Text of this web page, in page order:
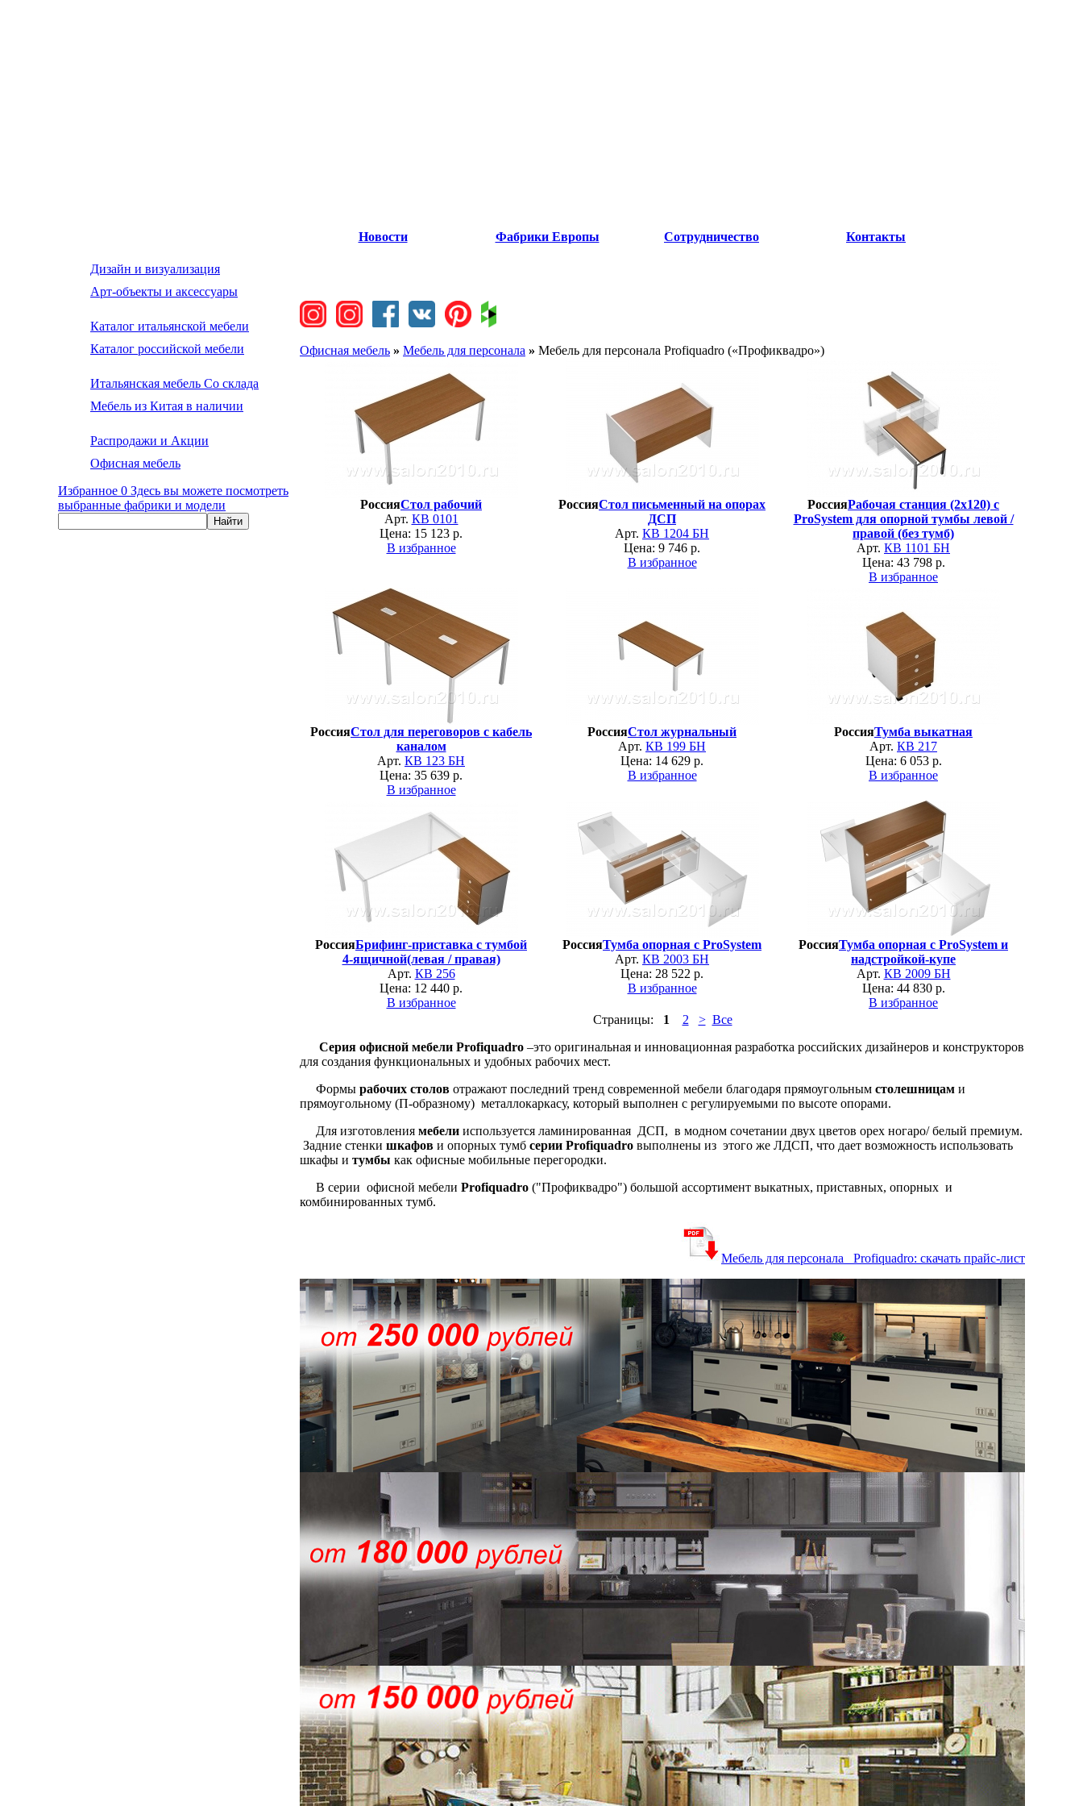
Дизайн и визуализация
Арт-объекты и аксессуары
Каталог итальянской мебели
Каталог российской мебели
Итальянская мебель Со склада
Мебель из Китая в наличии
Распродажи и Акции
Офисная мебель
Избранное 0 Здесь вы можете посмотреть
выбранные фабрики и модели
Новости Фабрики Европы Сотрудничество Контакты
Офисная мебель » Мебель для персонала » Мебель для персонала Profiquadro («Профиквадро»)
РоссияСтол рабочий
Арт. КВ 0101
Цена: 15 123 р.
В избранное
РоссияСтол письменный на опорах
ДСП
Арт. КВ 1204 БН
Цена: 9 746 р.
В избранное
РоссияРабочая станция (2х120) с
ProSystem для опорной тумбы левой /
правой (без тумб)
Арт. КВ 1101 БН
Цена: 43 798 р.
В избранное
РоссияСтол для переговоров с кабель
каналом
Арт. КВ 123 БН
Цена: 35 639 р.
В избранное
РоссияСтол журнальный
Арт. КВ 199 БН
Цена: 14 629 р.
В избранное
РоссияТумба выкатная
Арт. КВ 217
Цена: 6 053 р.
В избранное
РоссияБрифинг-приставка с тумбой
4-ящичной(левая / правая)
Арт. КВ 256
Цена: 12 440 р.
В избранное
РоссияТумба опорная с ProSystem
Арт. КВ 2003 БН
Цена: 28 522 р.
В избранное
РоссияТумба опорная с ProSystem и
надстройкой-купе
Арт. КВ 2009 БН
Цена: 44 830 р.
В избранное
Страницы: 1 2 > Все
Серия офисной мебели Profiquadro –это оригинальная и инновационная разработка российских дизайнеров и конструкторов
для создания функциональных и удобных рабочих мест.
Формы рабочих столов отражают последний тренд современной мебели благодаря прямоугольным столешницам и
прямоугольному (П-образному) металлокаркасу, который выполнен с регулируемыми по высоте опорами.
Для изготовления мебели используется ламинированная ДСП, в модном сочетании двух цветов орех ногаро/ белый премиум.
Задние стенки шкафов и опорных тумб серии Profiquadro выполнены из этого же ЛДСП, что дает возможность использовать
шкафы и тумбы как офисные мобильные перегородки.
В серии офисной мебели Profiquadro ("Профиквадро") большой ассортимент выкатных, приставных, опорных и
комбинированных тумб.
Мебель для персонала Profiquadro: скачать прайс-лист